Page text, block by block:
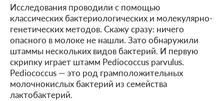
Исследования проводили с помощью
классических бактериологических и молекулярно-
генетических методов. Скажу сразу: ничего
опасного в молоке не нашли. Зато обнаружили
штаммы нескольких видов бактерий. И первую
скрипку играет штамм Pediococcus parvulus.
Pediococcus — это род грамположительных
молочнокислых бактерий из семейства
лактобактерий.